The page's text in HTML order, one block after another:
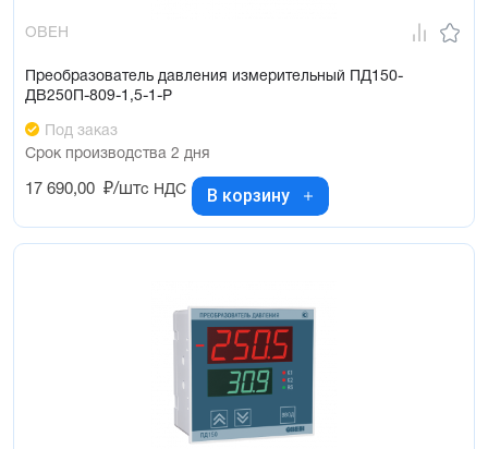
ОВЕН
Преобразователь давления измерительный ПД150-
ДВ250П-809-1,5-1-Р
Под заказ
Срок производства 2 дня
17 690,00 ₽/штс НДС В корзину